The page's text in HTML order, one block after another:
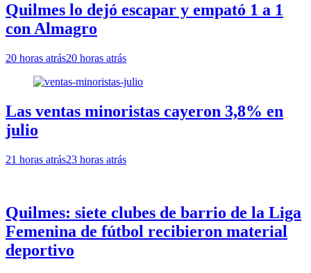
Quilmes lo dejó escapar y empató 1 a 1
con Almagro
20 horas atrás20 horas atrás
Las ventas minoristas cayeron 3,8% en
julio
21 horas atrás23 horas atrás
Quilmes: siete clubes de barrio de la Liga
Femenina de fútbol recibieron material
deportivo